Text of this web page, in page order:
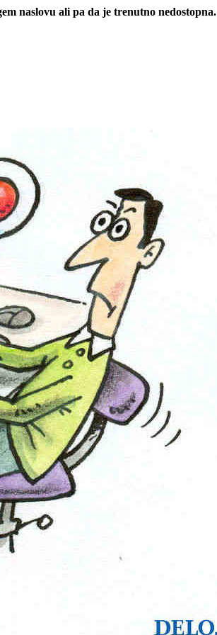
naslovu ali pa da je trenutno nedostopna.